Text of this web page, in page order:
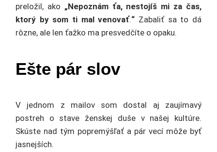
preložil, ako „Nepoznám ťa, nestojíš mi za čas,
ktorý by som ti mal venovať.“ Zabaliť sa to dá
rôzne, ale len ťažko ma presvedčíte o opaku.
Ešte pár slov
V jednom z mailov som dostal aj zaujímavý
postreh o stave ženskej duše v našej kultúre.
Skúste nad tým popremýšľať a pár vecí môže byť
jasnejších.